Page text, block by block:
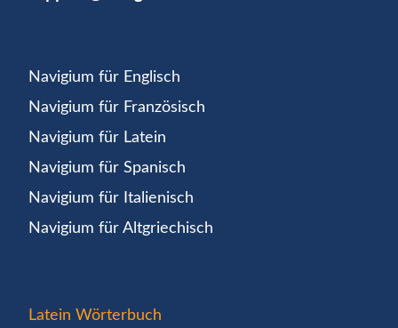
Navigium für Englisch
Navigium für Französisch
Navigium für Latein
Navigium für Spanisch
Navigium für Italienisch
Navigium für Altgriechisch
Latein Wörterbuch